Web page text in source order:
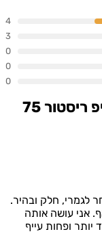
4
3
0
0
0
מסכה לקטית דיפ ריסטור 75
לגמרי, חלק ובהיר.
אני עושה אותה
ופחות עייף